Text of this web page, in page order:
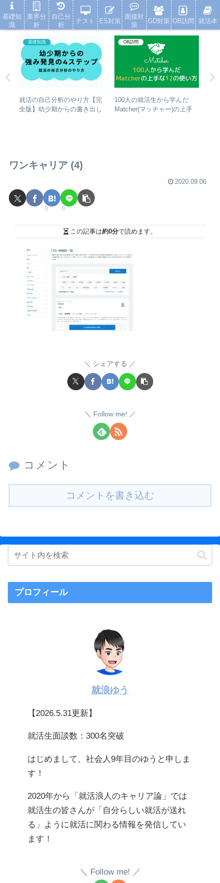
就活浪人した経験が、キャリアを変えた
基礎知識
就活の自己分析のやり方【完
全版】幼少期からの書き出し
OB訪問
100人の就活生から学んだ
Matcher(マッチャー)の上手
ワンキャリア (4)
2020.09.06
0 0
この記事は約0分で読めます。
シェアする
Follow me!
コメント
コメントを書き込む
プロフィール
就浪ゆう
【2026.5.31更新】
就活生面談数：300名突破
はじめまして、社会人9年目のゆうと申しま
す！
2020年から「就活浪人のキャリア論」では
就活生の皆さんが「自分らしい就活が送れ
る」ように就活に関わる情報を発信してい
ます！
Follow me!
基礎知
識
業界分
析
自己分
析
テスト ES対策
面接対
策
GD対策 OB訪問 就活本